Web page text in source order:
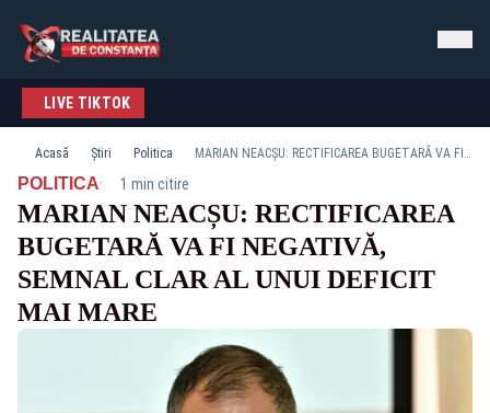
LIVE TIKTOK
Acasă Știri Politica MARIAN NEACȘU: RECTIFICAREA BUGETARĂ VA FI NEGATIVĂ, SEMNAL CLAR AL UNUI DEFICIT MAI MARE
POLITICA· 1 min citire
MARIAN NEACȘU: RECTIFICAREA
BUGETARĂ VA FI NEGATIVĂ,
SEMNAL CLAR AL UNUI DEFICIT
MAI MARE